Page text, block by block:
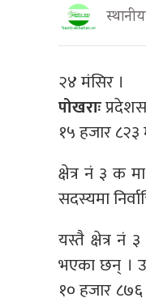
२४ मंसिर ।
पोखराः
१५ हजार ८२३
क्षेत्र नं ३ क
सदस्यमा
यस्तै क्षेत्र नं
भएका छन् ।
१० हजार